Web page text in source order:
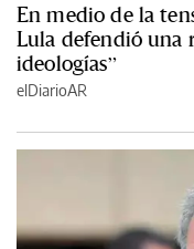
En medio de la
Lula defendió una
ideologías”
elDiarioAR